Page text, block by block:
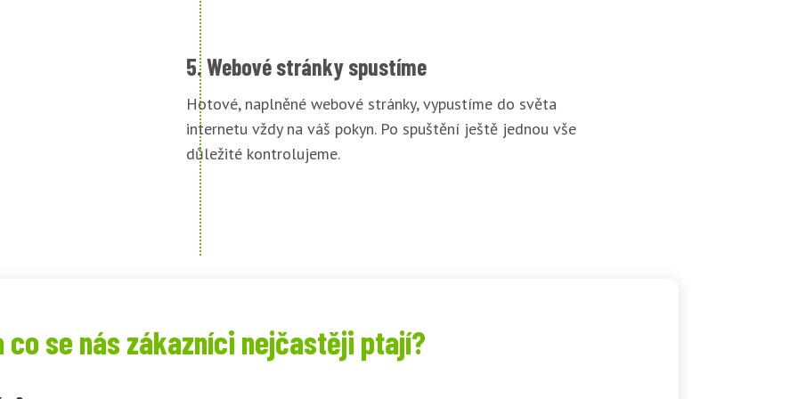
5. Webové stránky spustíme
Hotové, naplněné webové stránky, vypustíme do světa
internetu vždy na váš pokyn. Po spuštění ještě jednou vše
důležité kontrolujeme.
co se nás zákazníci nejčastěji ptají?